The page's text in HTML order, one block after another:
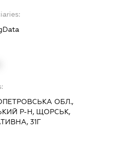
ОБЛ.,
Р-Н, ЩОРСЬК,
31Г